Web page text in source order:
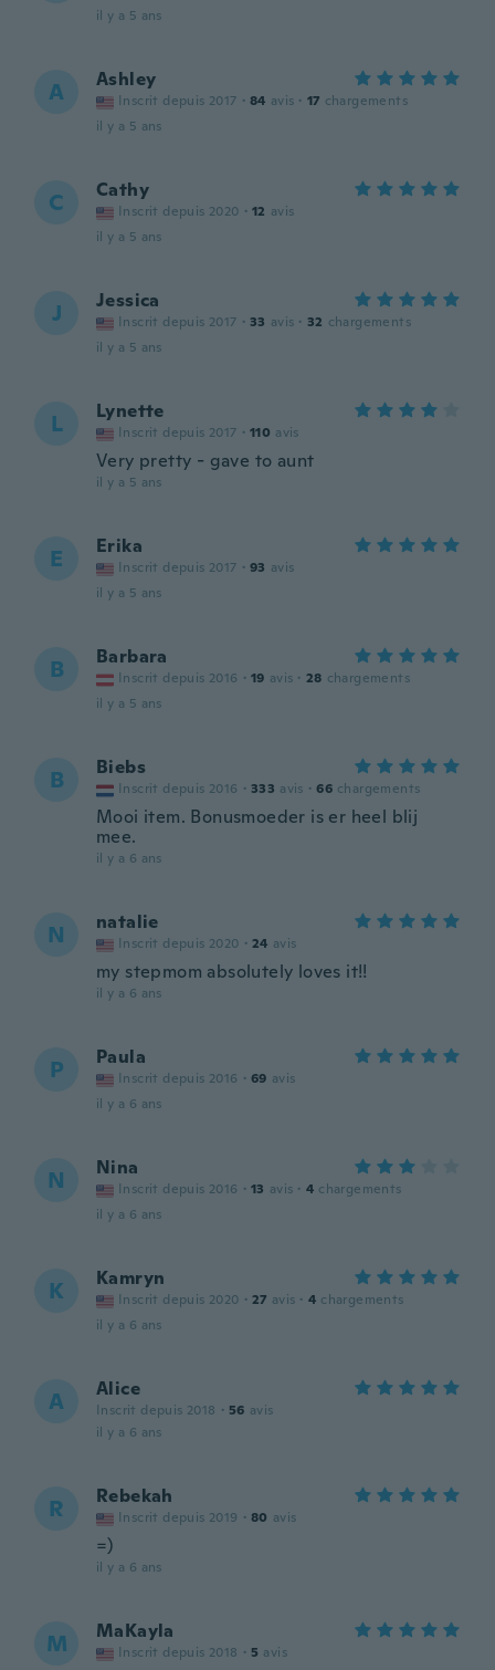
il y a 5 ans
A Ashley
Inscrit depuis 2017 · 84 avis · 17 chargements
il y a 5 ans
C Cathy
Inscrit depuis 2020 · 12 avis
il y a 5 ans
J Jessica
Inscrit depuis 2017 · 33 avis · 32 chargements
il y a 5 ans
L Lynette
Inscrit depuis 2017 · 110 avis
Very pretty - gave to aunt
il y a 5 ans
E Erika
Inscrit depuis 2017 · 93 avis
il y a 5 ans
B Barbara
Inscrit depuis 2016 · 19 avis · 28 chargements
il y a 5 ans
B Biebs
Inscrit depuis 2016 · 333 avis · 66 chargements
Mooi item. Bonusmoeder is er heel blij
mee.
il y a 6 ans
N natalie
Inscrit depuis 2020 · 24 avis
my stepmom absolutely loves it!!
il y a 6 ans
P Paula
Inscrit depuis 2016 · 69 avis
il y a 6 ans
N Nina
Inscrit depuis 2016 · 13 avis · 4 chargements
il y a 6 ans
K Kamryn
Inscrit depuis 2020 · 27 avis · 4 chargements
il y a 6 ans
A Alice
Inscrit depuis 2018 · 56 avis
il y a 6 ans
R Rebekah
Inscrit depuis 2019 · 80 avis
=)
il y a 6 ans
M MaKayla
Inscrit depuis 2018 · 5 avis